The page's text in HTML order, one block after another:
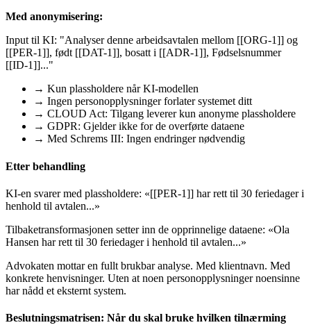
Med anonymisering:
Input til KI: "Analyser denne arbeidsavtalen mellom [[ORG-1]] og
[[PER-1]], født [[DAT-1]], bosatt i [[ADR-1]], Fødselsnummer
[[ID-1]]..."
→ Kun plassholdere når KI-modellen
→ Ingen personopplysninger forlater systemet ditt
→ CLOUD Act: Tilgang leverer kun anonyme plassholdere
→ GDPR: Gjelder ikke for de overførte dataene
→ Med Schrems III: Ingen endringer nødvendig
Etter behandling
KI-en svarer med plassholdere: «[[PER-1]] har rett til 30 feriedager i
henhold til avtalen...»
Tilbaketransformasjonen setter inn de opprinnelige dataene: «Ola
Hansen har rett til 30 feriedager i henhold til avtalen...»
Advokaten mottar en fullt brukbar analyse. Med klientnavn. Med
konkrete henvisninger. Uten at noen personopplysninger noensinne
har nådd et eksternt system.
Beslutningsmatrisen: Når du skal bruke hvilken tilnærming